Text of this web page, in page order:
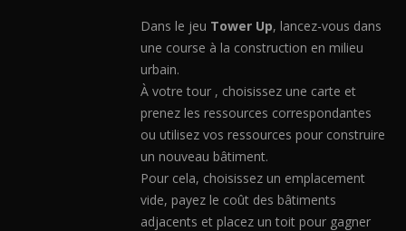
Dans le jeu Tower Up, lancez-vous dans
une course à la construction en milieu
urbain.
À votre tour , choisissez une carte et
prenez les ressources correspondantes
ou utilisez vos ressources pour construire
un nouveau bâtiment.
Pour cela, choisissez un emplacement
vide, payez le coût des bâtiments
adjacents et placez un toit pour gagner